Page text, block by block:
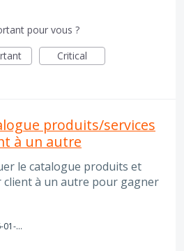
pour vous ?
Critical
produits/services
à un autre
le catalogue produits et
client à un autre pour gagner
Capture d’écran 2026-01-23 à 11.17.08.png